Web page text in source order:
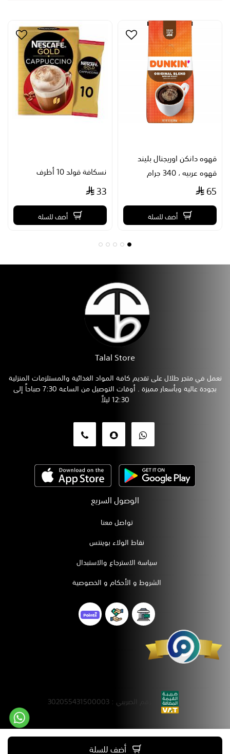
أضف للسلة
قهوه دانكن اوريجنال بليند
قهوه عربيه ، 340 جرام
65
أضف للسلة
نسكافة قولد 10 أظرف
33
أضف للسلة
Talal Store
نعمل في متجر طلال على تقديم كافة المواد الغذائية والمستلزمات المنزلية
بجودة عالية وبأسعار مميزة . أوقات التوصيل من الساعة 7:30 صباحاً إلى
12:30 ليلاً
الوصول السريع
تواصل معنا
نقاط الولاء بوينتس
سياسة الاسترجاع والاستبدال
الشروط و الأحكام و الخصوصية
الرقم الضريبي : 302055431500003
السجل التجاري : 4030338247